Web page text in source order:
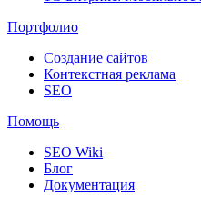
Портфолио
Создание сайтов
Контекстная реклама
SEO
Помощь
SEO Wiki
Блог
Документация